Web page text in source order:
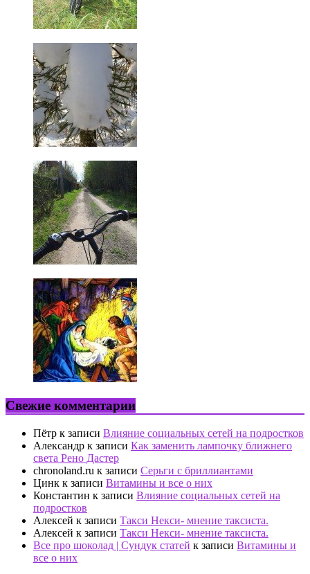
Свежие комментарии
Пётр к записи Влияние социальных сетей на подростков
Александр к записи Как заменить лампочку ближнего
света Рено Дастер
chronoland.ru к записи Серьги с бриллиантами
Цинк к записи Витамины и все о них
Константин к записи Влияние социальных сетей на
подростков
Алексей к записи Такси Некси- мнение таксиста.
Алексей к записи Такси Некси- мнение таксиста.
Все про шоколад | Сундук статей к записи Витамины и
все о них